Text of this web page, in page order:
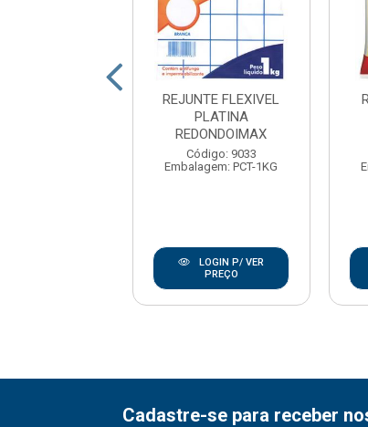
REJUNTE FLEXIVEL
PLATINA
REDONDOIMAX
Código: 9033
Embalagem: PCT-1KG
LOGIN P/ VER
PREÇO
Cadastre-se para receber